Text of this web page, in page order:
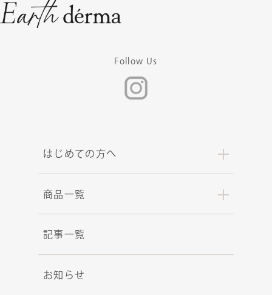
Follow Us
はじめての方へ
商品一覧
記事一覧
お知らせ